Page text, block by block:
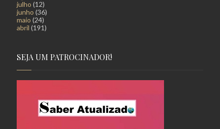
julho (12)
junho (36)
maio (24)
abril (191)
SEJA UM PATROCINADOR!